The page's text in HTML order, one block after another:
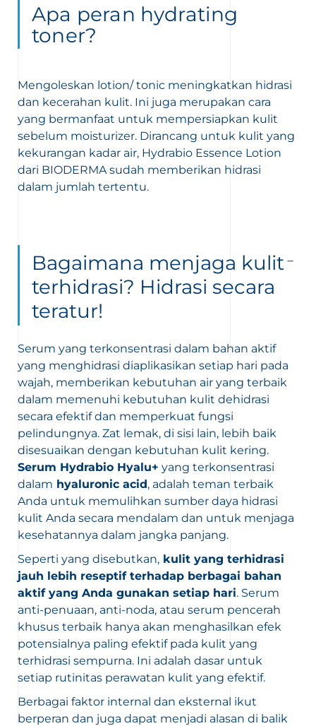
Apa peran hydrating
toner?
Mengoleskan lotion/ tonic meningkatkan hidrasi
dan kecerahan kulit. Ini juga merupakan cara
yang bermanfaat untuk mempersiapkan kulit
sebelum moisturizer. Dirancang untuk kulit yang
kekurangan kadar air, Hydrabio Essence Lotion
dari BIODERMA sudah memberikan hidrasi
dalam jumlah tertentu.
Bagaimana menjaga kulit
terhidrasi? Hidrasi secara
teratur!
Serum yang terkonsentrasi dalam bahan aktif
yang menghidrasi diaplikasikan setiap hari pada
wajah, memberikan kebutuhan air yang terbaik
dalam memenuhi kebutuhan kulit dehidrasi
secara efektif dan memperkuat fungsi
pelindungnya. Zat lemak, di sisi lain, lebih baik
disesuaikan dengan kebutuhan kulit kering.
Serum Hydrabio Hyalu+ yang terkonsentrasi
dalam hyaluronic acid, adalah teman terbaik
Anda untuk memulihkan sumber daya hidrasi
kulit Anda secara mendalam dan untuk menjaga
kesehatannya dalam jangka panjang.
Seperti yang disebutkan, kulit yang terhidrasi
jauh lebih reseptif terhadap berbagai bahan
aktif yang Anda gunakan setiap hari. Serum
anti-penuaan, anti-noda, atau serum pencerah
khusus terbaik hanya akan menghasilkan efek
potensialnya paling efektif pada kulit yang
terhidrasi sempurna. Ini adalah dasar untuk
setiap rutinitas perawatan kulit yang efektif.
Berbagai faktor internal dan eksternal ikut
berperan dan juga dapat menjadi alasan di balik